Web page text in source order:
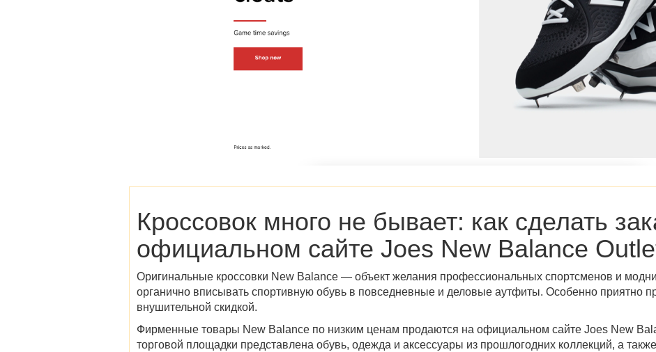
Кроссовок много не бывает: как сделать
официальном сайте Joes New Balance
Оригинальные кроссовки New Balance — объект желания профессиональных спортсменов и
органично вписывать спортивную обувь в повседневные и деловые аутфиты. Особенно приятно
внушительной скидкой.
Фирменные товары New Balance по низким ценам продаются на официальном сайте Joes New
торговой площадки представлена обувь, одежда и аксессуары из прошлогодних коллекций, а